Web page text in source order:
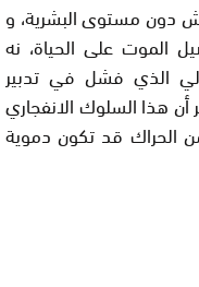
دون مستوى البشرية، و
الموت على الحياة، نه
الذي فشل في تدبير
هذا السلوك الانفجاري
الحراك قد تكون دموية